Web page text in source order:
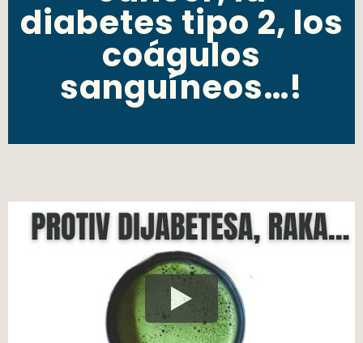
diabetes tipo 2, los
coágulos
sanguíneos…!